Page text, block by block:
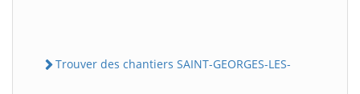
Trouver des chantiers SAINT-GEORGES-LES-